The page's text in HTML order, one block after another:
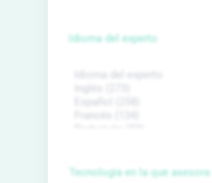
Idioma del experto
Tecnología en la que asesora